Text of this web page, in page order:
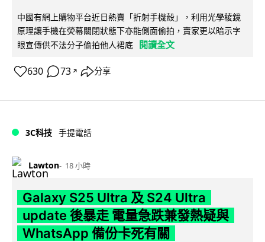
中國有網上購物平台近日熱賣「折射手機殼」，利用光學稜鏡
原理讓手機在熒幕關閉狀態下亦能側面偷拍，賣家更以暗示字
眼宣傳供不法分子偷拍他人裙底 閱讀全文
630 73 ↗ 分享
3C科技 手提電話
Lawton 18 小時
Galaxy S25 Ultra 及 S24 Ultra
update 後暴走 電量急跌兼發熱疑與
WhatsApp 備份卡死有關